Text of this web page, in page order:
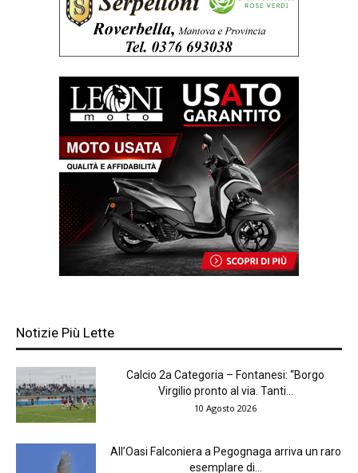
Notizie Più Lette
Calcio 2a Categoria – Fontanesi: “Borgo
Virgilio pronto al via. Tanti...
10 Agosto 2026
All’Oasi Falconiera a Pegognaga arriva un raro
esemplare di...